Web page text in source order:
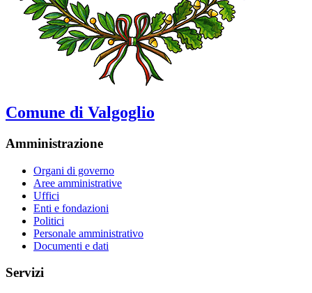
Comune di Valgoglio
Amministrazione
Organi di governo
Aree amministrative
Uffici
Enti e fondazioni
Politici
Personale amministrativo
Documenti e dati
Servizi